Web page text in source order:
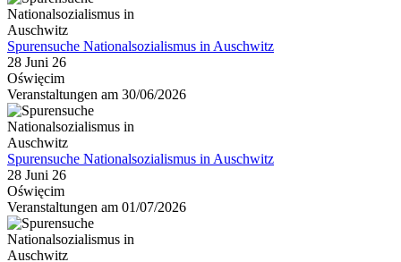
Spurensuche Nationalsozialismus in Auschwitz
28 Juni 26
Oświęcim
Veranstaltungen am 30/06/2026
Spurensuche Nationalsozialismus in Auschwitz
28 Juni 26
Oświęcim
Veranstaltungen am 01/07/2026